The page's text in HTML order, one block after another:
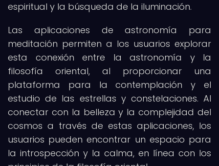
espiritual y la búsqueda de la iluminación.
Las aplicaciones de astronomía para
meditación permiten a los usuarios explorar
esta conexión entre la astronomía y la
filosofía oriental, al proporcionar una
plataforma para la contemplación y el
estudio de las estrellas y constelaciones. Al
conectar con la belleza y la complejidad del
cosmos a través de estas aplicaciones, los
usuarios pueden encontrar un espacio para
la introspección y la calma, en línea con los